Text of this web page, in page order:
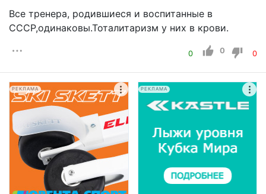
Все тренера, родившиеся и воспитанные в
СССР,одинаковы.Тоталитаризм у них в крови.
0 0 0
РЕКЛАМА РЕКЛАМА